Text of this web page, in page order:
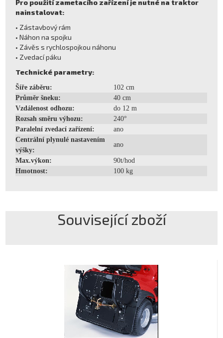
Pro použití zametacího zařízení je nutné na traktor
nainstalovat:
• Zástavbový rám
• Náhon na spojku
• Závěs s rychlospojkou náhonu
• Zvedací páku
Technické parametry:
Šíře záběru:
102 cm
Průměr šneku:
40 cm
Vzdálenost odhozu:
do 12 m
Rozsah směru výhozu:
240°
Paralelní zvedací zařízení:
ano
Centrální plynulé nastavením
výšky:
ano
Max.výkon:
90t/hod
Hmotnost:
100 kg
Související zboží